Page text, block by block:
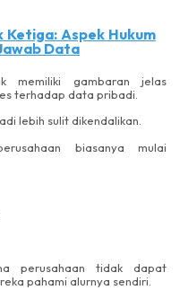
Ketiga: Aspek Hukum
Data
memiliki gambaran jelas
terhadap data pribadi.
lebih sulit dikendalikan.
biasanya mulai
perusahaan tidak dapat
pahami alurnya sendiri.